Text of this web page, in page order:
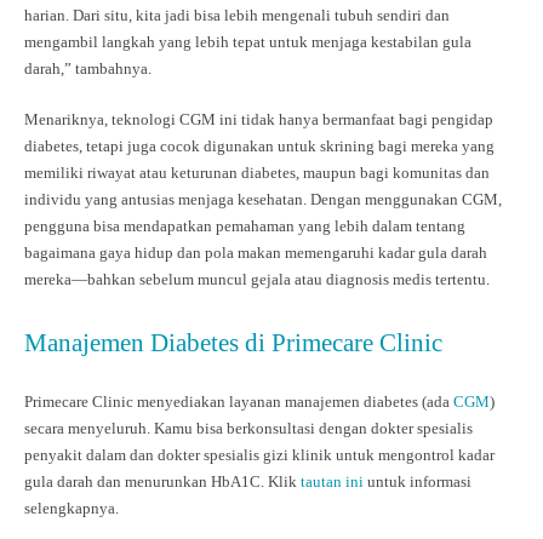
harian. Dari situ, kita jadi bisa lebih mengenali tubuh sendiri dan
mengambil langkah yang lebih tepat untuk menjaga kestabilan gula
darah,” tambahnya.
Menariknya, teknologi CGM ini tidak hanya bermanfaat bagi pengidap
diabetes, tetapi juga cocok digunakan untuk skrining bagi mereka yang
memiliki riwayat atau keturunan diabetes, maupun bagi komunitas dan
individu yang antusias menjaga kesehatan. Dengan menggunakan CGM,
pengguna bisa mendapatkan pemahaman yang lebih dalam tentang
bagaimana gaya hidup dan pola makan memengaruhi kadar gula darah
mereka—bahkan sebelum muncul gejala atau diagnosis medis tertentu.
Manajemen Diabetes di Primecare Clinic
Primecare Clinic menyediakan layanan manajemen diabetes (ada CGM)
secara menyeluruh. Kamu bisa berkonsultasi dengan dokter spesialis
penyakit dalam dan dokter spesialis gizi klinik untuk mengontrol kadar
gula darah dan menurunkan HbA1C. Klik tautan ini untuk informasi
selengkapnya.